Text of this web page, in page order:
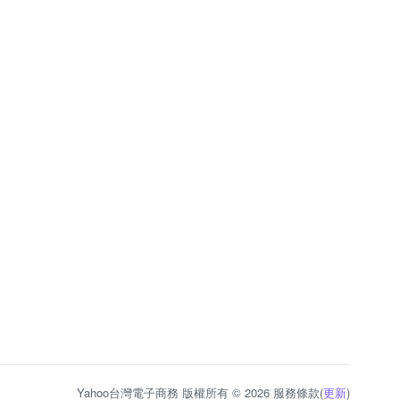
Yahoo台灣電子商務 版權所有 © 2026 服務條款(更新)